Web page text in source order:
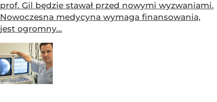
prof. Gil będzie stawał przed nowymi wyzwaniami.
Nowoczesna medycyna wymaga finansowania,
jest ogromny...